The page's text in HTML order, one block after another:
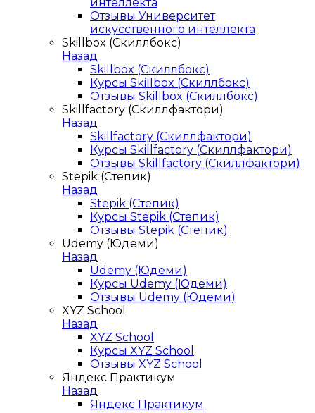
Отзывы Университет
искусственного интеллекта
Skillbox (Скиллбокс)
Назад
Skillbox (Скиллбокс)
Курсы Skillbox (Скиллбокс)
Отзывы Skillbox (Скиллбокс)
Skillfactory (Скиллфактори)
Назад
Skillfactory (Скиллфактори)
Курсы Skillfactory (Скиллфактори)
Отзывы Skillfactory (Скиллфактори)
Stepik (Степик)
Назад
Stepik (Степик)
Курсы Stepik (Степик)
Отзывы Stepik (Степик)
Udemy (Юдеми)
Назад
Udemy (Юдеми)
Курсы Udemy (Юдеми)
Отзывы Udemy (Юдеми)
XYZ School
Назад
XYZ School
Курсы XYZ School
Отзывы XYZ School
Яндекс Практикум
Назад
Яндекс Практикум